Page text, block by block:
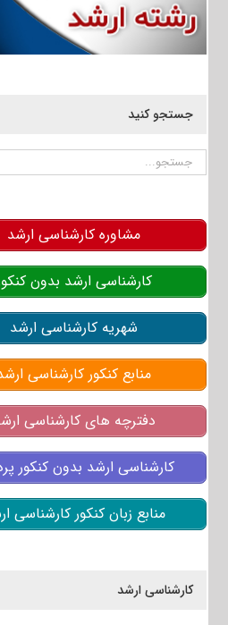
جستجو کنید
جستجو
مشاوره کارشناسی ارشد
کارشناسی ارشد بدون
شهریه کارشناسی ارشد
منابع کنکور کارشناسی
دفترچه های کارشناسی
کارشناسی ارشد بدون کنکور
منابع زبان کنکور کارشناسی
کارشناسی ارشد